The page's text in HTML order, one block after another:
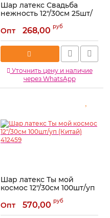
Шар латекс Свадьба
нежность 12"/30см 25шт/
уп (Тайланд) Ч30718
Артикул: Ч30718
Опт 268,00 руб
Уточнить цену и наличие
через WhatsApp
Шар латекс Ты мой
космос 12"/30см 100шт/уп
Артикул: 412459
Опт 570,00 руб